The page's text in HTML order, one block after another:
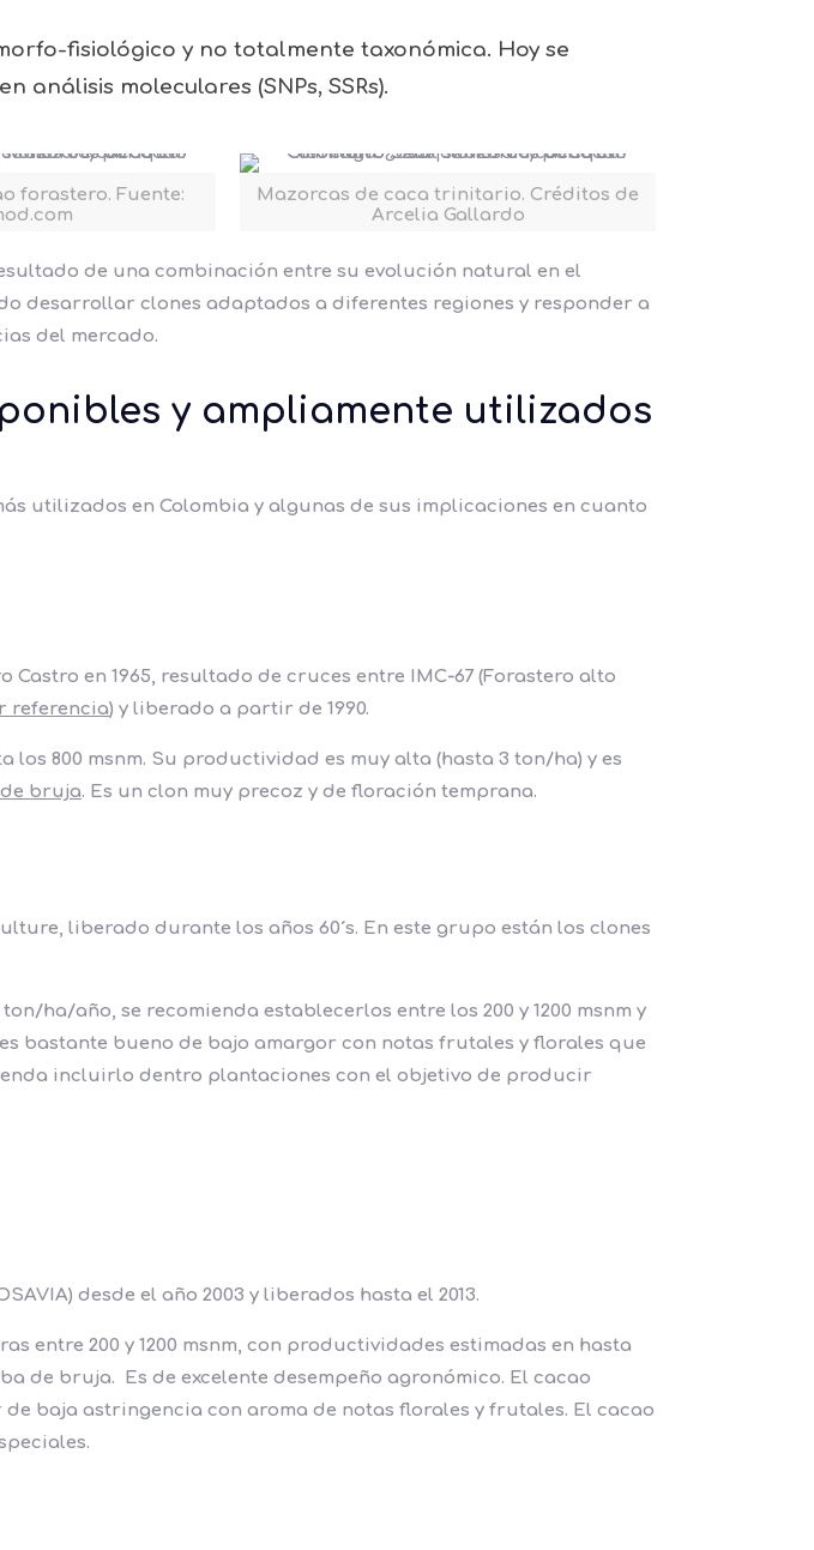
fisiológico y no totalmente taxonómica. Hoy se
análisis moleculares (SNPs, SSRs).
forastero. Fuente:
Mazorcas de caca trinitario. Créditos de
Arcelia Gallardo
de una combinación entre su evolución natural en el
desarrollar clones adaptados a diferentes regiones y responder a
del mercado.
y ampliamente utilizados
utilizados en Colombia y algunas de sus implicaciones en cuanto
en 1965, resultado de cruces entre IMC‑67 (Forastero alto
referencia) y liberado a partir de 1990.
800 msnm. Su productividad es muy alta (hasta 3 ton/ha) y es
bruja. Es un clon muy precoz y de floración temprana.
liberado durante los años 60´s. En este grupo están los clones
ha/año, se recomienda establecerlos entre los 200 y 1200 msnm y
bastante bueno de bajo amargor con notas frutales y florales que
incluirlo dentro plantaciones con el objetivo de producir
desde el año 2003 y liberados hasta el 2013.
entre 200 y 1200 msnm, con productividades estimadas en hasta
de bruja. Es de excelente desempeño agronómico. El cacao
baja astringencia con aroma de notas florales y frutales. El cacao